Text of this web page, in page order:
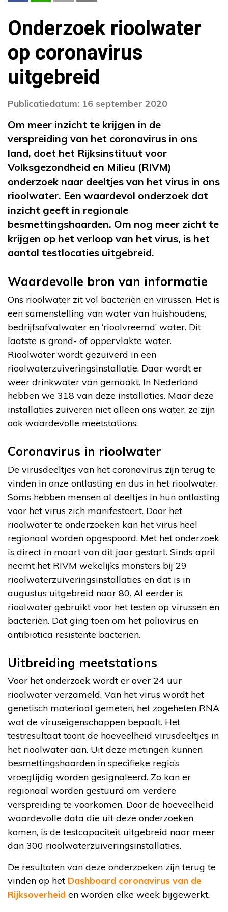
Onderzoek rioolwater
op coronavirus
uitgebreid
Publicatiedatum: 16 september 2020
Om meer inzicht te krijgen in de
verspreiding van het coronavirus in ons
land, doet het Rijksinstituut voor
Volksgezondheid en Milieu (RIVM)
onderzoek naar deeltjes van het virus in ons
rioolwater. Een waardevol onderzoek dat
inzicht geeft in regionale
besmettingshaarden. Om nog meer zicht te
krijgen op het verloop van het virus, is het
aantal testlocaties uitgebreid.
Waardevolle bron van informatie
Ons rioolwater zit vol bacteriën en virussen. Het is
een samenstelling van water van huishoudens,
bedrijfsafvalwater en ‘rioolvreemd’ water. Dit
laatste is grond- of oppervlakte water.
Rioolwater wordt gezuiverd in een
rioolwaterzuiveringsinstallatie. Daar wordt er
weer drinkwater van gemaakt. In Nederland
hebben we 318 van deze installaties. Maar deze
installaties zuiveren niet alleen ons water, ze zijn
ook waardevolle meetstations.
Coronavirus in rioolwater
De virusdeeltjes van het coronavirus zijn terug te
vinden in onze ontlasting en dus in het rioolwater.
Soms hebben mensen al deeltjes in hun ontlasting
voor het virus zich manifesteert. Door het
rioolwater te onderzoeken kan het virus heel
regionaal worden opgespoord. Met het onderzoek
is direct in maart van dit jaar gestart. Sinds april
neemt het RIVM wekelijks monsters bij 29
rioolwaterzuiveringsinstallaties en dat is in
augustus uitgebreid naar 80. Al eerder is
rioolwater gebruikt voor het testen op virussen en
bacteriën. Dat ging toen om het poliovirus en
antibiotica resistente bacteriën.
Uitbreiding meetstations
Voor het onderzoek wordt er over 24 uur
rioolwater verzameld. Van het virus wordt het
genetisch materiaal gemeten, het zogeheten RNA
wat de viruseigenschappen bepaalt. Het
testresultaat toont de hoeveelheid virusdeeltjes in
het rioolwater aan. Uit deze metingen kunnen
besmettingshaarden in specifieke regio’s
vroegtijdig worden gesignaleerd. Zo kan er
regionaal worden gestuurd om verdere
verspreiding te voorkomen. Door de hoeveelheid
waardevolle data die uit deze onderzoeken
komen, is de testcapaciteit uitgebreid naar meer
dan 300 rioolwaterzuiveringsinstallaties.
De resultaten van deze onderzoeken zijn terug te
vinden op het Dashboard coronavirus van de
Rijksoverheid en worden elke week bijgewerkt.